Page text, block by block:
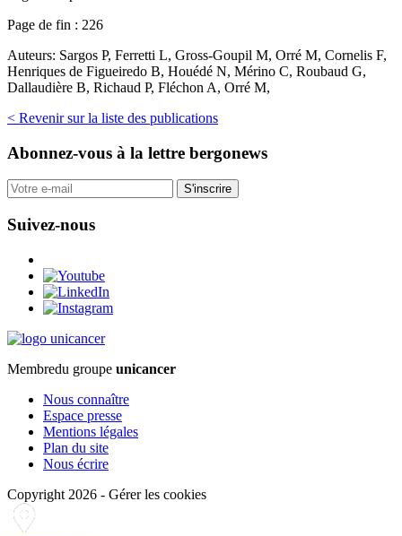
Page de fin : 226
Auteurs: Sargos P, Ferretti L, Gross-Goupil M, Orré M, Cornelis F,
Henriques de Figueiredo B, Houédé N, Mérino C, Roubaud G,
Dallaudière B, Richaud P, Fléchon A, Orré M,
< Revenir sur la liste des publications
Abonnez-vous à la lettre bergonews
S'inscrire
Suivez-nous
Membredu groupe unicancer
Nous connaître
Espace presse
Mentions légales
Plan du site
Nous écrire
Copyright 2026 - Gérer les cookies